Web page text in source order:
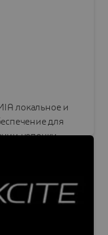
локальное и
для
цепочки